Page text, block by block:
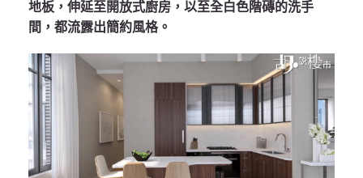
地板，伸延至開放式廚房，以至全白色階磚的洗手
間，都流露出簡約風格。